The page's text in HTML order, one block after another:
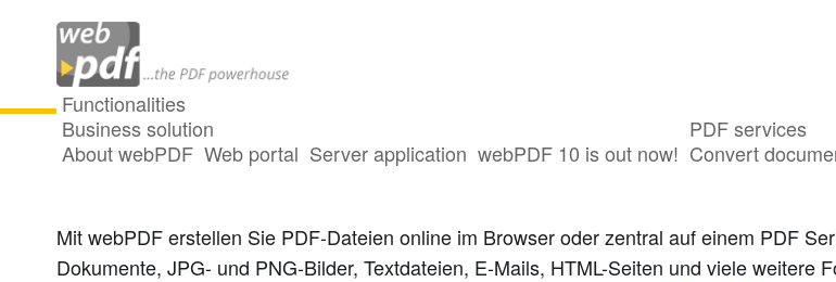
Functionalities
Business solution
About webPDF Web portal Server application webPDF 10 is out now!
PDF services
Convert
PDF erstellen online
Mit webPDF erstellen Sie PDF-Dateien online im Browser oder zentral auf einem PDF
Dokumente, JPG- und PNG-Bilder, Textdateien, E-Mails, HTML-Seiten und viele weitere